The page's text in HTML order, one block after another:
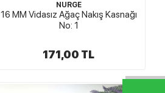
NURGE
16 MM Vidasız Ağaç Nakış Kasnağı
No: 1
171,00 TL